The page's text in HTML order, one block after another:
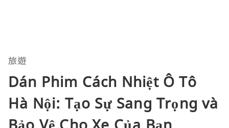
旅遊
Dán Phim Cách Nhiệt Ô Tô
Hà Nội: Tạo Sự Sang Trọng và